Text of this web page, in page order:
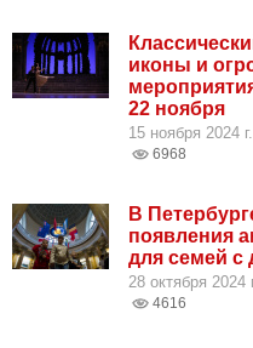
иконы и
22 ноября
15 ноября 2024
6968
В
появления
для семей с
28 октября 2024
4616